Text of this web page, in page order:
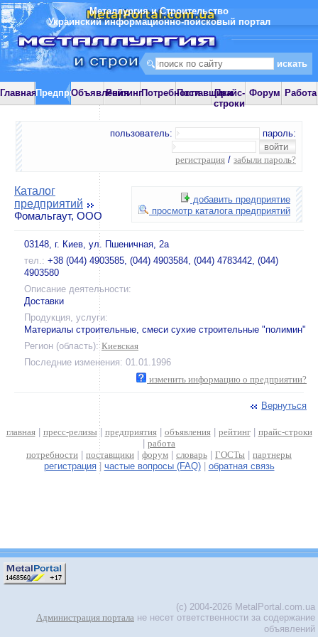
Металлургия и Строительство
Украинский информационно-поисковый портал
ГлавнаяПредприятияОбъявления
РейтингПотребностиПоставщики
Прайс-
строки
Форум Работа
пользователь: пароль:
регистрация / забыли пароль?
добавить предприятие
просмотр каталога предприятий
Каталог
предприятий
Фомальгаут, ООО
03148, г. Киев, ул. Пшеничная, 2а
тел.: +38 (044) 4903585, (044) 4903584, (044) 4783442, (044)
4903580
Описание деятельности:
Доставки
Продукция, услуги:
Материалы строительные, смеси сухие строительные "полимин"
Регион (область): Киевская
Последние изменения: 01.01.1996
изменить информацию о предприятии?
Вернуться
главная| пресс-релизы | предприятия| объявления| рейтинг| прайс-строки
работа
потребности
поставщики форум словарь ГОСТы
партнеры
регистрация| частые вопросы (FAQ)| обратная связь
(c) 2004-2026 MetalPortal.com.ua
Администрация портала не несет ответственности за содержание
объявлений